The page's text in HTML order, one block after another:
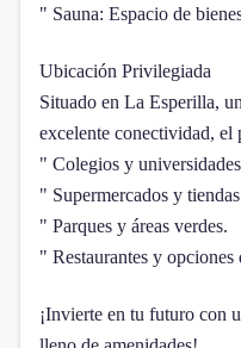
" Sauna: Espacio de
Ubicación Privilegiada
Situado en La Esperilla,
excelente conectividad, el
" Colegios y
" Supermercados y
" Parques y áreas verdes.
" Restaurantes y opciones
¡Invierte en tu futuro con